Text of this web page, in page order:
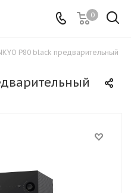
0
P80 black предварительный